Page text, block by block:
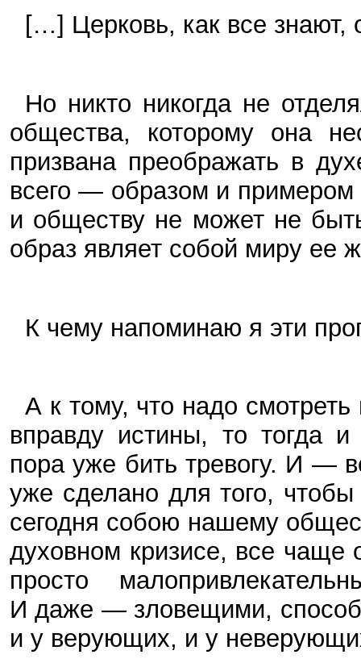
[…] Церковь, как все знают,
Но никто никогда не
общества, которому она
призвана преображать в
всего — образом и примером
и обществу не может не
образ являет собой миру ее
К чему напоминаю я эти
А к тому, что надо
вправду истины, то тогда
пора уже бить тревогу. И —
уже сделано для того,
сегодня собою нашему
духовном кризисе, все чаще
просто
И даже — зловещими,
и у верующих, и у